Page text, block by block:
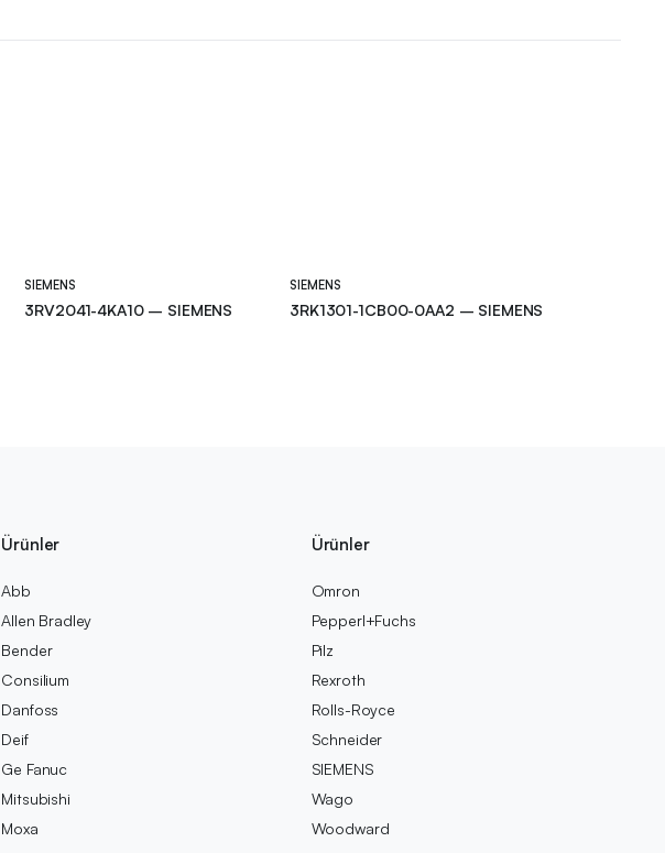
SIEMENS
3RV2041-4KA10 – SIEMENS
SIEMENS
3RK1301-1CB00-0AA2 – SIEMENS
Ürünler
Abb
Allen Bradley
Bender
Consilium
Danfoss
Deif
Ge Fanuc
Mitsubishi
Moxa
Ürünler
Omron
Pepperl+Fuchs
Pilz
Rexroth
Rolls-Royce
Schneider
SIEMENS
Wago
Woodward